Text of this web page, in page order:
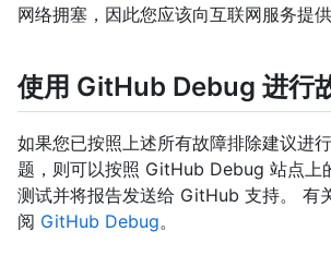
网络拥塞，因此您应该向互联网服务提供
使用 GitHub Debug 进行
如果您已按照上述所有故障排除建议进
题，则可以按照 GitHub Debug 站点上
测试并将报告发送给 GitHub 支持。 有
阅 GitHub Debug。